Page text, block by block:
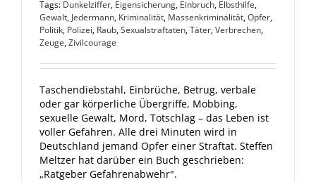
Tags: Dunkelziffer, Eigensicherung, Einbruch, Elbsthilfe,
Gewalt, Jedermann, Kriminalität, Massenkriminalität,Opfer,
Politik, Polizei, Raub,Sexualstraftaten,Täter,Verbrechen,
Zeuge,Zivilcourage
Taschendiebstahl, Einbrüche, Betrug, verbale
oder gar körperliche Übergriffe, Mobbing,
sexuelle Gewalt, Mord, Totschlag – das Leben ist
voller Gefahren. Alle drei Minuten wird in
Deutschland jemand Opfer einer Straftat. Steffen
Meltzer hat darüber ein Buch geschrieben:
„Ratgeber Gefahrenabwehr".